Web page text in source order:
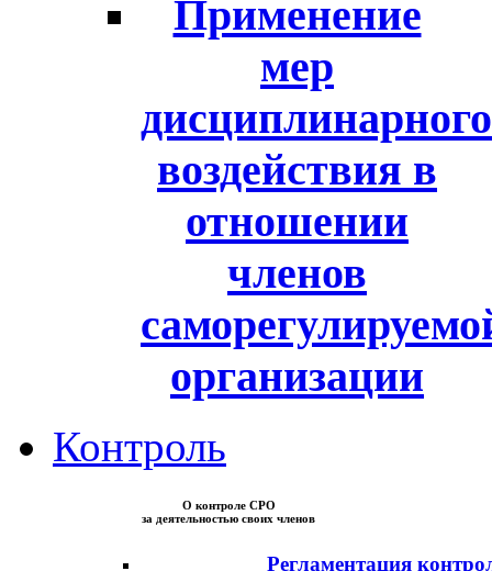
Применение
мер
дисциплинарного
воздействия в
отношении
членов
организации
Контроль
О контроле СРО
за деятельностью своих членов
Регламентация